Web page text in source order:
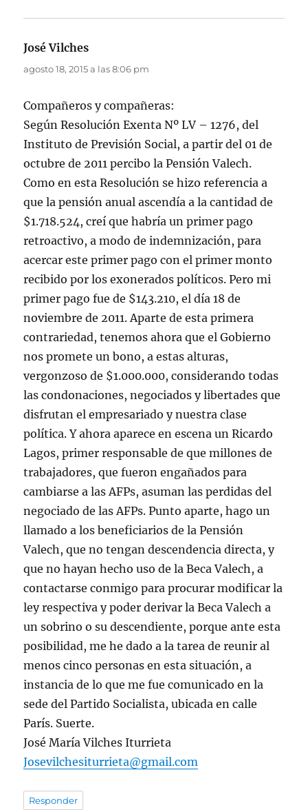
José Vilches
agosto 18, 2015 a las 8:06 pm
Compañeros y compañeras:
Según Resolución Exenta Nº LV – 1276, del
Instituto de Previsión Social, a partir del 01 de
octubre de 2011 percibo la Pensión Valech.
Como en esta Resolución se hizo referencia a
que la pensión anual ascendía a la cantidad de
$1.718.524, creí que habría un primer pago
retroactivo, a modo de indemnización, para
acercar este primer pago con el primer monto
recibido por los exonerados políticos. Pero mi
primer pago fue de $143.210, el día 18 de
noviembre de 2011. Aparte de esta primera
contrariedad, tenemos ahora que el Gobierno
nos promete un bono, a estas alturas,
vergonzoso de $1.000.000, considerando todas
las condonaciones, negociados y libertades que
disfrutan el empresariado y nuestra clase
política. Y ahora aparece en escena un Ricardo
Lagos, primer responsable de que millones de
trabajadores, que fueron engañados para
cambiarse a las AFPs, asuman las perdidas del
negociado de las AFPs. Punto aparte, hago un
llamado a los beneficiarios de la Pensión
Valech, que no tengan descendencia directa, y
que no hayan hecho uso de la Beca Valech, a
contactarse conmigo para procurar modificar la
ley respectiva y poder derivar la Beca Valech a
un sobrino o su descendiente, porque ante esta
posibilidad, me he dado a la tarea de reunir al
menos cinco personas en esta situación, a
instancia de lo que me fue comunicado en la
sede del Partido Socialista, ubicada en calle
París. Suerte.
José María Vilches Iturrieta
Josevilchesiturrieta@gmail.com
Responder